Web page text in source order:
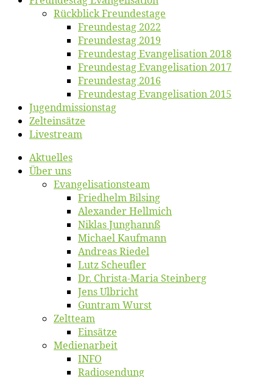
Rück­blick Freundestage
Freun­des­tag 2022
Freun­des­tag 2019
Freun­des­tag Evan­ge­li­sa­ti­on 2018
Freun­des­tag Evan­ge­li­sa­ti­on 2017
Freun­des­tag 2016
Freun­des­tag Evan­ge­li­sa­ti­on 2015
Jugend­mis­sions­tag
Zelt­ein­sät­ze
Live­stream
Ak­tu­el­les
Über uns
Evangelisa­tions­team
Fried­helm Bilsing
Alex­an­der Hellmich
Ni­klas Junghannß
Mi­cha­el Kaufmann
An­dre­as Riedel
Lutz Scheuf­ler
Dr. Chris­­ta-Ma­ria Steinberg
Jens Ulb­richt
Gun­tram Wurst
Zelt­team
Ein­sät­ze
Me­di­en­ar­beit
INFO
Ra­dio­sen­dung